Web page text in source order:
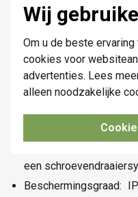
Wij
Om u de beste
cookies voor
advertenties. Lees
alleen noodzakelijke
uit vormvaste
massa gekleurd.
Kleur: lichtgrijs (in de
S 1002 - Y, RAL 080 80
Montage: met
speling naar voren, tot
Demontage:
trekmodule
een
Beschermingsgraad: